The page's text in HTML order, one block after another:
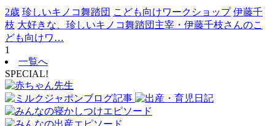
2歳 珍しいキノコ舞踏団 こども向けワークショップ 伊藤千
枝 大好きな、珍しいキノコ舞踏団主宰・伊藤千枝さんのこ
ども向けワ…
1
一覧へ
SPECIAL!